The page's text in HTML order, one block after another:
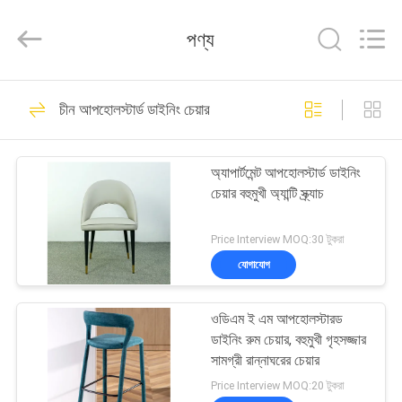
পণ্য
আমাদের
সম্পর্কে
Limited.
বাড়ির আসবাবপত্র সোফা
108
ফোল্ডিং সোফা বিছানা
270
পণ্য
চীন আপহোলস্টার্ড ডাইনিং চেয়ার
অ্যাপার্টমেন্ট আপহোলস্টার্ড ডাইনিং
চেয়ার বহুমুখী অ্যান্টি স্ক্র্যাচ
Price Interview MOQ:30 টুকরা
যোগাযোগ
ওডিএম ই এম আপহোলস্টারড
ডাইনিং রুম চেয়ার, বহুমুখী গৃহসজ্জার
সামগ্রী রান্নাঘরের চেয়ার
Price Interview MOQ:20 টুকরা